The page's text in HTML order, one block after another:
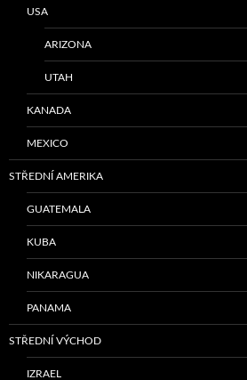
USA
ARIZONA
UTAH
KANADA
MEXICO
STŘEDNÍ AMERIKA
GUATEMALA
KUBA
NIKARAGUA
PANAMA
STŘEDNÍ VÝCHOD
IZRAEL